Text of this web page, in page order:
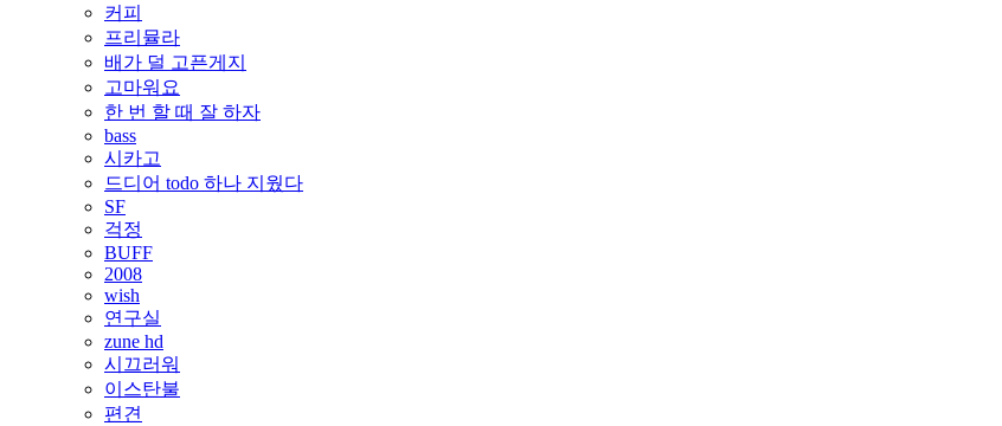
커피
프리뮬라
배가 덜 고픈게지
고마워요
한 번 할 때 잘 하자
bass
시카고
드디어 todo 하나 지웠다
SF
걱정
BUFF
2008
wish
연구실
zune hd
시끄러워
이스탄불
편견